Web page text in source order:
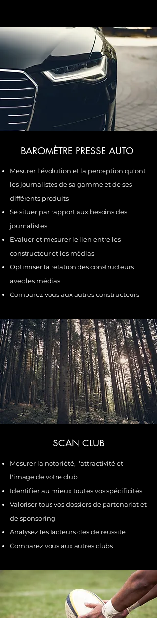
BAROMÈTRE PRESSE AUTO
Mesurer l'évolution et la perception qu'ont
les journalistes de sa gamme et de ses
différents produits
Se situer par rapport aux besoins des
journalistes
Evaluer et mesurer le lien entre les
constructeur et les médias
Optimiser la relation des constructeurs
avec les médias
Comparez vousaux autres constructeurs
SCAN CLUB
Mesurer la notoriété, l'attractivité et
l'image de votre club
Identifier au mieux toutes vos spécificités
Valoriser tous vos dossiers de partenariat et
de sponsoring
Analysez les facteurs clés de réussite
Comparez vousaux autres clubs